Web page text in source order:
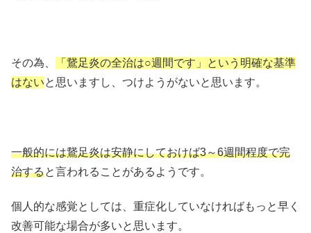
その為、
「鵞足炎の全治は○週間です」という明確な基準
はないと思いますし、つけようがないと思います。
一般的には鵞足炎は安静にしておけば3～6週間程度で完
治すると言われることがあるようです。
個人的な感覚としては、重症化していなければもっと早く
改善可能な場合が多いと思います。